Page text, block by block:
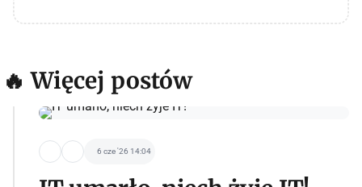
🔥 Więcej postów
6 cze '26 14:04